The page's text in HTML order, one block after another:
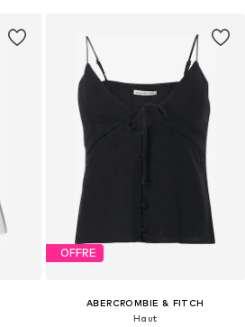
OFFRE
ABERCROMBIE & FITCH
Haut